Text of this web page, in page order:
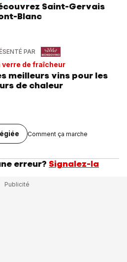
Saint-Gervais
Blanc
PAR
verre de fraîcheur
meilleurs vins pour les
de chaleur
Comment ça marche
erreur? Signalez-la